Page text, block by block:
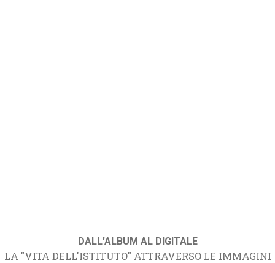
DALL'ALBUM AL DIGITALE
LA "VITA DELL'ISTITUTO" ATTRAVERSO LE IMMAGINI